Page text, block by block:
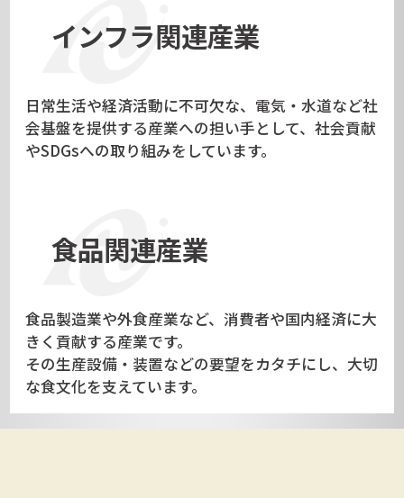
インフラ関連産業
日常生活や経済活動に不可欠な、電気・水道など社
会基盤を提供する産業への担い手として、社会貢献
やSDGsへの取り組みをしています。
食品関連産業
食品製造業や外食産業など、消費者や国内経済に大
きく貢献する産業です。
その生産設備・装置などの要望をカタチにし、大切
な食文化を支えています。